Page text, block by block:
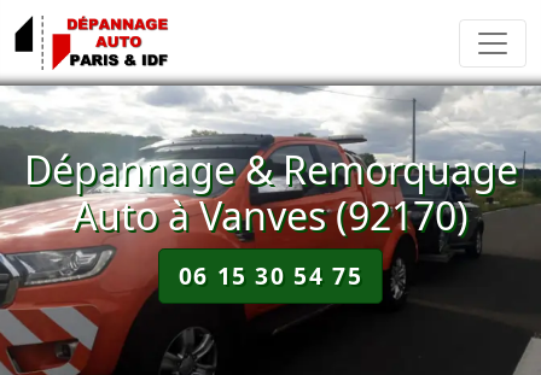
Dépannage & Remorquage
Auto à Vanves (92170)
06 15 30 54 75